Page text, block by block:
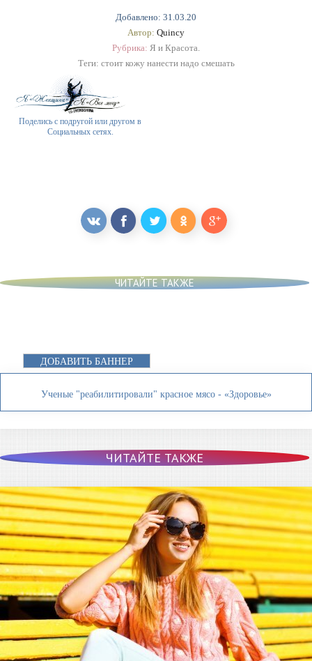
Добавлено: 31.03.20
Автор: Quincy
Рубрика: Я и Красота.
Теги: стоит кожу нанести надо смешать
Поделись с подругой или другом в
Социальных сетях.
ЧИТАЙТЕ ТАКЖЕ
ДОБАВИТЬ БАННЕР
Ученые "реабилитировали" красное мясо - «Здоровье»
ЧИТАЙТЕ ТАКЖЕ